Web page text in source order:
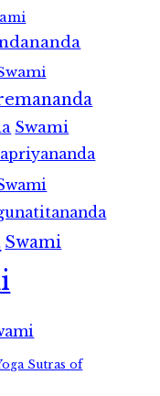
Swami
Swami
Sutras of